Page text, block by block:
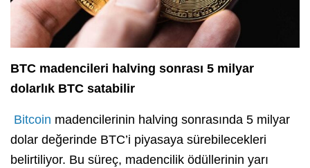
BTC madencileri halving sonrası 5 milyar
dolarlık BTC satabilir
Bitcoin madencilerinin halving sonrasında 5 milyar
dolar değerinde BTC’i piyasaya sürebilecekleri
belirtiliyor. Bu süreç, madencilik ödüllerinin yarı